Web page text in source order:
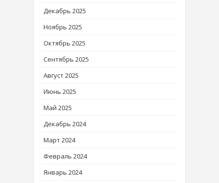
Декабрь 2025
Ноябрь 2025
Октябрь 2025
Сентябрь 2025
Август 2025
Июнь 2025
Май 2025
Декабрь 2024
Март 2024
Февраль 2024
Январь 2024